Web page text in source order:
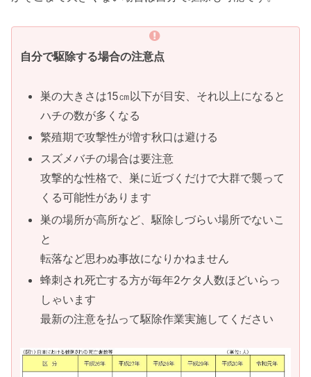
自分で駆除する場合の注意点
巣の大きさは15㎝以下が目安、それ以上になると
ハチの数が多くなる
繁殖期で攻撃性が増す秋口は避ける
スズメバチの場合は要注意
攻撃的な性格で、巣に近づくだけで大群で襲って
くる可能性があります
巣の場所が高所など、駆除しづらい場所でないこ
と
転落など思わぬ事故になりかねません
蜂刺され死亡する方が毎年2ケタ人数ほどいらっ
しゃいます
最新の注意を払って駆除作業実施してください